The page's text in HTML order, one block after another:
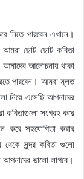
নিতে পারবেন এখানে।
আমরা ছোট ছোট কবিতা
আলোচনায় থাকা
পারবেন। আমরা মূলত
নিয়ে এসেছি আপনাদের
কবিতাগুলো সংগ্রহ করে
করে সহযোগিতা করার
সুন্দর কবিতা গুলো
ভালো লাগবে।